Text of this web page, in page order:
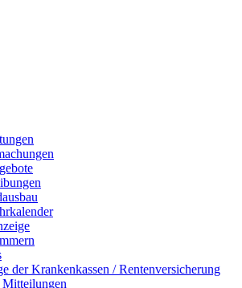
der Krankenkassen / Rentenversicherung